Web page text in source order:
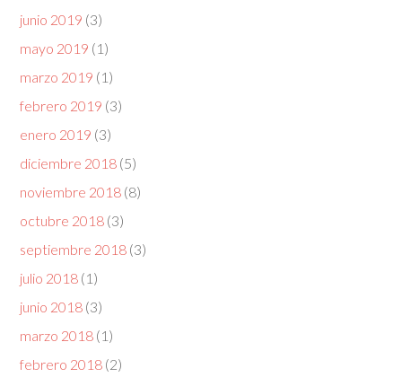
junio 2019 (3)
mayo 2019 (1)
marzo 2019 (1)
febrero 2019 (3)
enero 2019 (3)
diciembre 2018 (5)
noviembre 2018 (8)
octubre 2018 (3)
septiembre 2018 (3)
julio 2018 (1)
junio 2018 (3)
marzo 2018 (1)
febrero 2018 (2)